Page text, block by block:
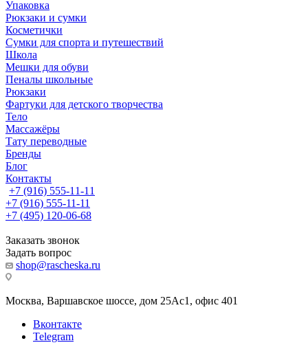
Упаковка
Рюкзаки и сумки
Косметички
Сумки для спорта и путешествий
Школа
Мешки для обуви
Пеналы школьные
Рюкзаки
Фартуки для детского творчества
Тело
Массажёры
Тату переводные
Бренды
Блог
Контакты
+7 (916) 555-11-11
+7 (916) 555-11-11
+7 (495) 120-06-68
Заказать звонок
Задать вопрос
shop@rascheska.ru
Москва, Варшавское шоссе, дом 25Аc1, офис 401
Вконтакте
Telegram